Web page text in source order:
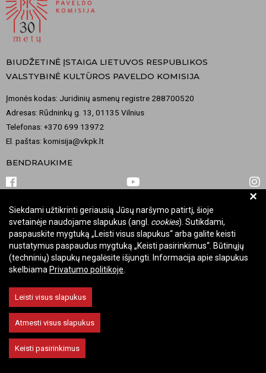
BIUDŽETINĖ ĮSTAIGA LIETUVOS RESPUBLIKOS
VALSTYBINĖ KULTŪROS PAVELDO KOMISIJA
Įmonės kodas: Juridinių asmenų registre 288700520
Adresas: Rūdninkų g. 13, 01135 Vilnius
Telefonas: +370 699 13972
El. paštas: komisija@vkpk.lt
BENDRAUKIME
© 2026 Valstybinė kultūros paveldo komisija. Visos teisės saugomos.
Keisti slapukų nustatymus
+
Siekdami užtikrinti geriausią Jūsų naršymo patirtį, šioje
svetainėje naudojame slapukus (angl. cookies). Sutikdami,
paspauskite mygtuką „Leisti visus slapukus“ arba galite keisti
nustatymus paspaudus mygtuką „Keisti pasirinkimus“. Būtinųjų
(techninių) slapukų negalėsite išjungti. Informacija apie slapukus
skelbiama Privatumo politikoje
Leisti visus slapukus
Atmesti visus slapukus
Keisti pasirinkimus